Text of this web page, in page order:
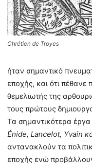
Chrétien de Troyes
ήταν σημαντικό
εποχής, και ότι πέθανε
θεμελιωτής της
τους πρώτους
Τα σημαντικότερα έργα
Énide, Lancelot, Yvain
αντανακλούν τα
εποχής ενώ